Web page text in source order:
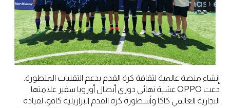
إنشاء منصة عالمية لثقافة كرة القدم بدعم التقنيات المتطورة.
دعت OPPO عشية نهائي دوري أبطال أوروبا سفير علامتها
التجارية العالمي كاكا وأسطورة كرة القدم البرازيلية كافو، لقيادة